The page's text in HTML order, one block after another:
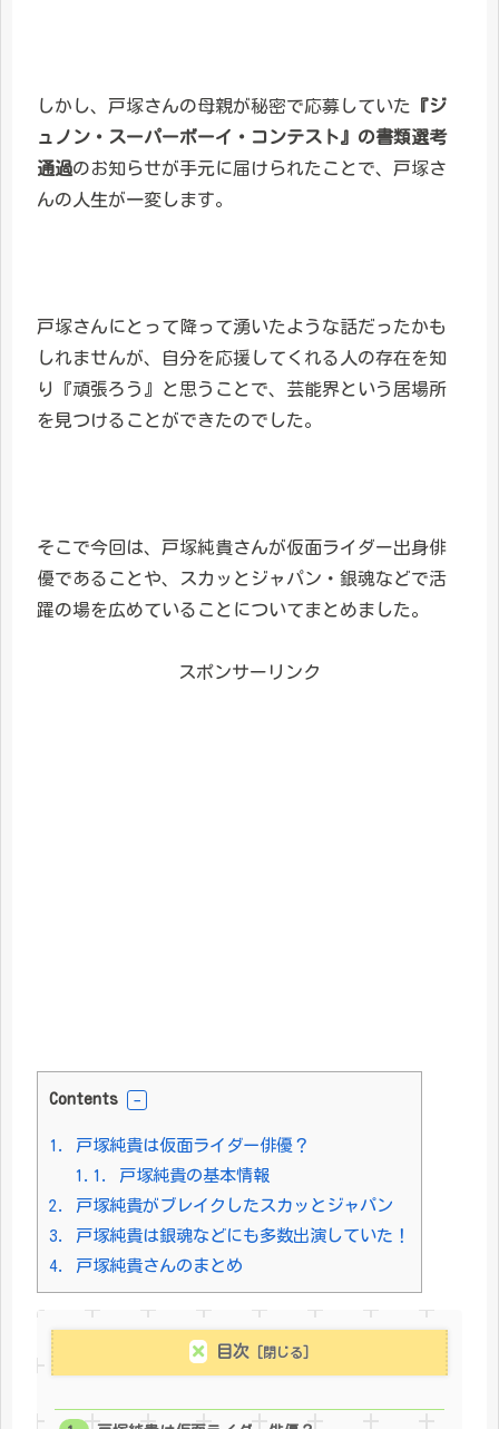
しかし、戸塚さんの母親が秘密で応募していた
『ジ
ュノン・スーパーボーイ・コンテスト』の書類選考
通過のお知らせが手元に届けられたことで、戸塚さ
んの人生が一変します。
戸塚さんにとって降って湧いたような話だったかも
しれませんが、自分を応援してくれる人の存在を知
り『頑張ろう』と思うことで、芸能界という居場所
を見つけることができたのでした。
そこで今回は、戸塚純貴さんが仮面ライダー出身俳
優であることや、スカッとジャパン・銀魂などで活
躍の場を広めていることについてまとめました。
スポンサーリンク
Contents
1.
戸塚純貴は仮面ライダー俳優？
1.1.
戸塚純貴の基本情報
2.
戸塚純貴がブレイクしたスカッとジャパン
3.
戸塚純貴は銀魂などにも多数出演していた！
4.
戸塚純貴さんのまとめ
目次